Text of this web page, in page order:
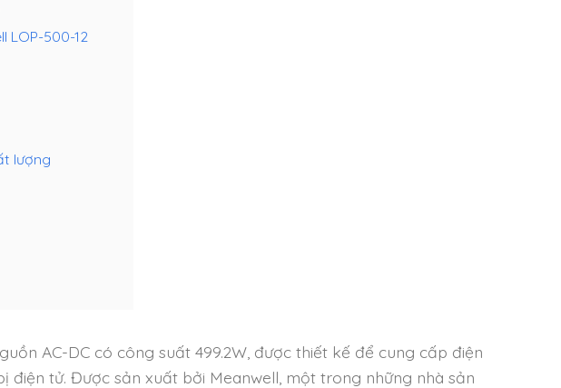
LOP-500-12
lượng
AC-DC có công suất 499.2W, được thiết kế để cung cấp điện
điện tử. Được sản xuất bởi Meanwell, một trong những nhà sản